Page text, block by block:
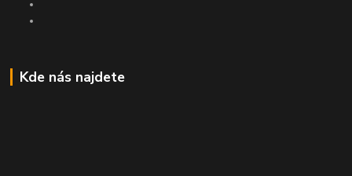
Kde nás najdete